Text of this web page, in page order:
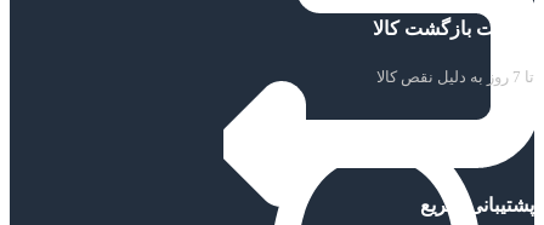
ضمانت بازگشت کالا
تا 7 روز به دلیل نقص کالا
پشتیبانی سریع